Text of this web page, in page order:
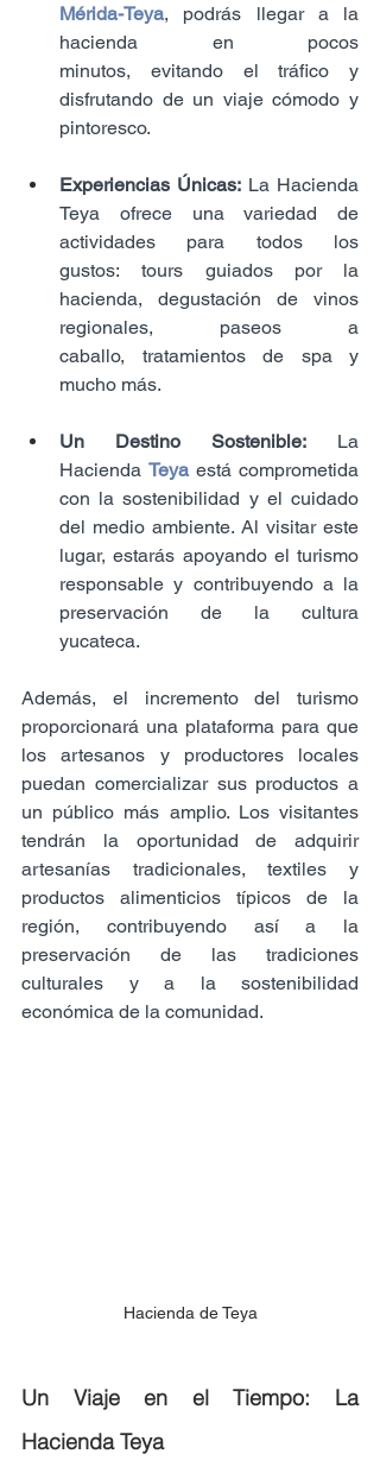
Mérida-Teya, podrás llegar a la
hacienda en pocos
minutos, evitando el tráfico y
disfrutando de un viaje cómodo y
pintoresco.
Experiencias Únicas: La Hacienda
Teya ofrece una variedad de
actividades para todos los
gustos: tours guiados por la
hacienda, degustación de vinos
regionales, paseos a
caballo, tratamientos de spa y
mucho más.
Un Destino Sostenible: La
Hacienda Teya está comprometida
con la sostenibilidad y el cuidado
del medio ambiente. Al visitar este
lugar, estarás apoyando el turismo
responsable y contribuyendo a la
preservación de la cultura
yucateca.
Además, el incremento del turismo
proporcionará una plataforma para que
los artesanos y productores locales
puedan comercializar sus productos a
un público más amplio. Los visitantes
tendrán la oportunidad de adquirir
artesanías tradicionales, textiles y
productos alimenticios típicos de la
región, contribuyendo así a la
preservación de las tradiciones
culturales y a la sostenibilidad
económica de la comunidad.
Hacienda de Teya
Un Viaje en el Tiempo: La
Hacienda Teya